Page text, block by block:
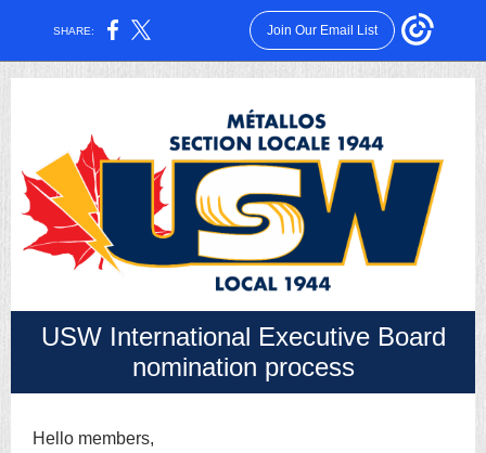
SHARE: Join Our Email List
USW International Executive Board
nomination process
Hello members,